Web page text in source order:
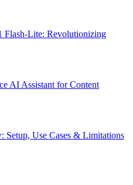
Flash-Lite: Revolutionizing
AI Assistant for Content
Use Cases & Limitations